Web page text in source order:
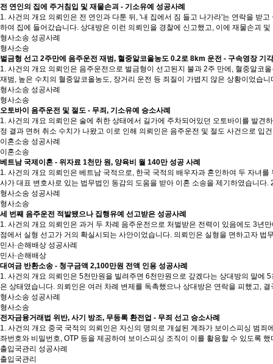
전 연인의 집에 주거침입 및 재물손괴 - 기소유예 성공사례
1. 사건의 개요 의뢰인은 전 연인과 다툰 뒤, '내 집에서 짐 들고 나가라'는 연락을 받
하여 집에 들어갔습니다. 상대방은 이런 의뢰인을 경찰에 신고했고, 이에 재물손괴
형사소송 성공사례
형사소송
벌금형 선고 2주만에 음주운전 재범, 혈중알코올농도 0.2로 8km 운전 - 구속영장 기
1. 사건의 개요 의뢰인은 음주운전으로 벌금형이 선고된지 불과 2주 만에, 혈중알코
재범, 높은 수치의 혈중알코올농도, 장거리 운전 등 죄질이 가볍지 않은 상황이었습
형사소송 성공사례
형사소송
오토바이 음주운전 및 절도 - 무죄, 기소유예 승소사례
1. 사건의 개요 의뢰인은 술에 취한 상태에서 길가에 주차되어있던 오토바이를 발
정 결과 면허 취소 수치가 나왔고 이로 인해 의뢰인은 음주운전 및 절도 사건으로
이혼소송 성공사례
이혼소송
베트남 국제이혼 - 위자료 1천만 원, 양육비 월 140만 성공 사례
1. 사건의 개요 의뢰인은 베트남 국적으로, 한국 국적의 배우자과 혼인하여 두 자녀
사가 대표 변호사로 있는 법무법인 동감의 도움을 받아 이혼 소송을 제기하였습니
형사소송 성공사례
형사소송
세 번째 음주운전 적발됐으나 집행유예 선고받은 성공사례
1. 사건의 개요 의뢰인은 과거 두 차례 음주운전으로 처벌받은 전력이 있음에도 3년
점에서 실형 선고가 거의 확실시되는 사안이었습니다. 의뢰인은 실형을 면하고자
민사·손해배상 성공사례
민사·손해배상
대여금 반환소송 - 청구금액 2,100만원 전액 인용 성공사례
1. 사건의 개요 의뢰인은 5천만원을 빌려주면 6천만원으로 갚겠다는 상대방의 말에
은 상태였습니다. 의뢰인은 여러 차례 변제를 독촉했으나 상대방은 연락을 피했고,
형사소송 성공사례
형사소송
전자금융거래법 위반, 사기 방조, 무등록 환전업 - 무죄 선고 승소사례
1. 사건의 개요 중국 국적의 의뢰인은 자신의 명의로 개설된 계좌가 보이스피싱 범
좌번호와 비밀번호, OTP 등을 제공하여 보이스피싱 조직이 이를 활용할 수 있도록
출입국관리 성공사례
출입국관리